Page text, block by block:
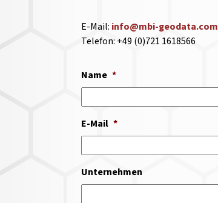
E-Mail: info@mbi-geodata.com
Telefon: +49 (0)721 1618566
Name *
E-Mail *
Unternehmen